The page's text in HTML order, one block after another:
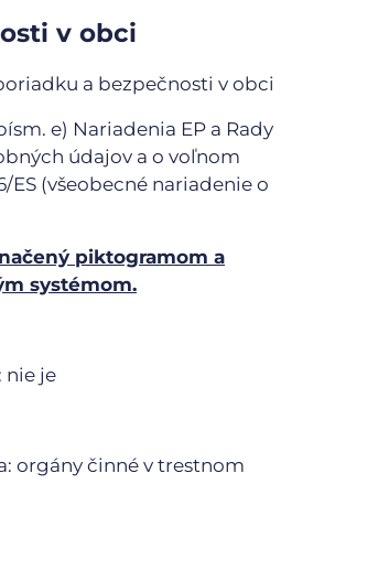
v obci
a bezpečnosti v obci
e) Nariadenia EP a Rady
údajov a o voľnom
(všeobecné nariadenie o
piktogramom a
systémom.
nie je
orgány činné v trestnom